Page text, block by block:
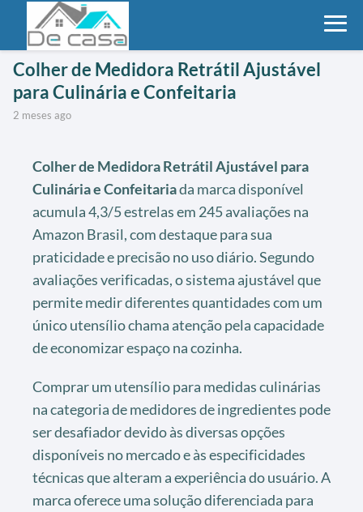
Colher de Medidora Retrátil Ajustável
para Culinária e Confeitaria
2 meses ago
Colher de Medidora Retrátil Ajustável para
Culinária e Confeitariada marca disponível
acumula 4,3/5 estrelas em 245 avaliações na
Amazon Brasil, com destaque para sua
praticidade e precisão no uso diário. Segundo
avaliações verificadas, o sistema ajustável que
permite medir diferentes quantidades com um
único utensílio chama atenção pela capacidade
de economizar espaço na cozinha.
Comprar um utensílio para medidas culinárias
na categoria de medidores de ingredientes pode
ser desafiador devido às diversas opções
disponíveis no mercado e às especificidades
técnicas que alteram a experiência do usuário. A
marca oferece uma solução diferenciada para